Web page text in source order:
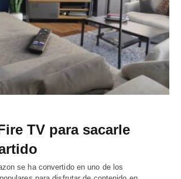
TV para sacarle
se ha convertido en uno de los